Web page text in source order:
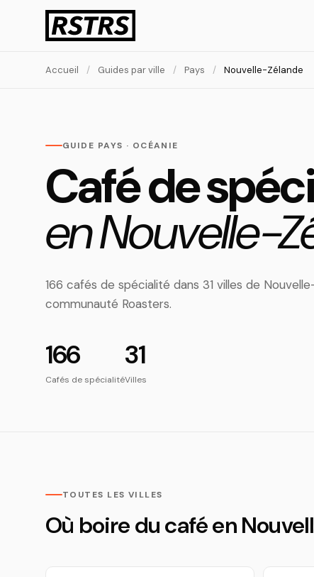
Accueil / Guides par ville / Pays / Nouvelle-Zélande
GUIDE PAYS · OCÉANIE
Café de
en Nouvelle-
166 cafés de spécialité dans 31 villes de
communauté Roasters.
166
Cafés de spécialité
31
Villes
TOUTES LES VILLES
Où boire du café en